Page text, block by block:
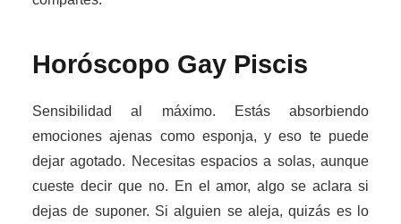
Horóscopo Gay Piscis
Sensibilidad al máximo. Estás absorbiendo
emociones ajenas como esponja, y eso te puede
dejar agotado. Necesitas espacios a solas, aunque
cueste decir que no. En el amor, algo se aclara si
dejas de suponer. Si alguien se aleja, quizás es lo